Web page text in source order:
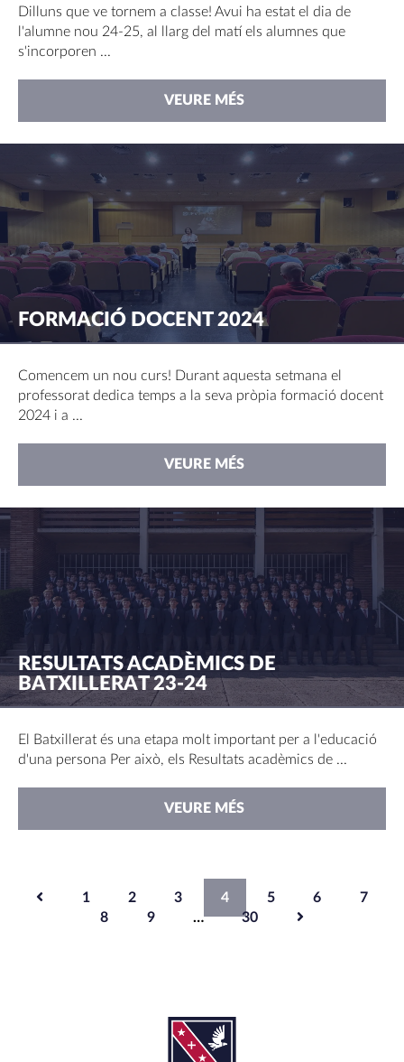
Dilluns que ve tornem a classe! Avui ha estat el dia de
l'alumne nou 24-25, al llarg del matí els alumnes que
s'incorporen ...
VEURE MÉS
FORMACIÓ DOCENT 2024
Comencem un nou curs! Durant aquesta setmana el
professorat dedica temps a la seva pròpia formació docent
2024 i a ...
VEURE MÉS
RESULTATS ACADÈMICS DE
BATXILLERAT 23-24
El Batxillerat és una etapa molt important per a l'educació
d'una persona Per això, els Resultats acadèmics de ...
VEURE MÉS
PAGINACIÓ
1 2 3 4 5 6
7
8
9 … 30